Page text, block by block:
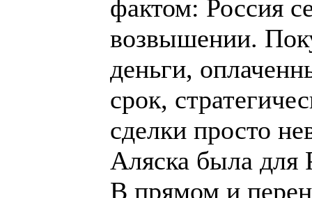
фактом: Россия
возвышении.
деньги,
срок,
сделки просто
Аляска была для
В прямом и